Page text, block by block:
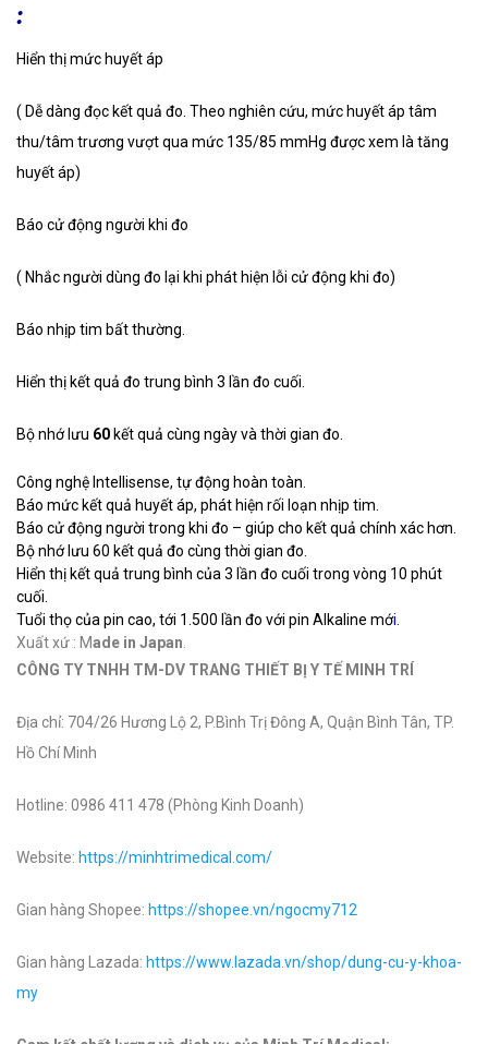
:
Hiển thị mức huyết áp
( Dễ dàng đọc kết quả đo. Theo nghiên cứu, mức huyết áp tâm
thu/tâm trương vượt qua mức 135/85 mmHg được xem là tăng
huyết áp)
Báo cử động người khi đo
( Nhắc người dùng đo lại khi phát hiện lỗi cử động khi đo)
Báo nhịp tim bất thường.
Hiển thị kết quả đo trung bình 3 lần đo cuối.
Bộ nhớ lưu 60 kết quả cùng ngày và thời gian đo.
Công nghệ Intellisense, tự động hoàn toàn.
Báo mức kết quả huyết áp, phát hiện rối loạn nhịp tim.
Báo cử động người trong khi đo – giúp cho kết quả chính xác hơn.
Bộ nhớ lưu 60 kết quả đo cùng thời gian đo.
Hiển thị kết quả trung bình của 3 lần đo cuối trong vòng 10 phút
cuối.
Tuổi thọ của pin cao, tới 1.500 lần đo với pin Alkaline mới.
Xuất xứ : Made in Japan
CÔNG TY TNHH TM-DV TRANG THIẾT BỊ Y TẾ MINH TRÍ
Địa chỉ: 704/26 Hương Lộ 2, P.Bình Trị Đông A, Quận Bình Tân, TP.
Hồ Chí Minh
Hotline: 0986 411 478 (Phòng Kinh Doanh)
Website: https://minhtrimedical.com/
Gian hàng Shopee: https://shopee.vn/ngocmy712
Gian hàng Lazada: https://www.lazada.vn/shop/dung-cu-y-khoa-
my